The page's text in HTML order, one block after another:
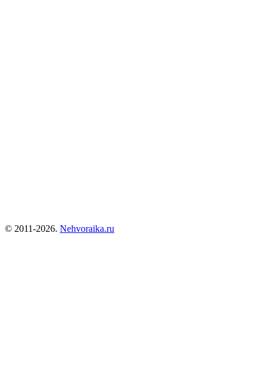
© 2011-2026. Nehvoraika.ru